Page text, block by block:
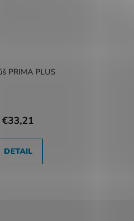
PRIMA PLUS
€33,21
DETAIL